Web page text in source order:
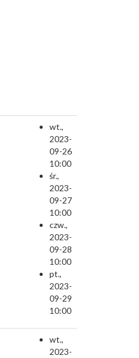
wt.,
2023-
09-26
10:00
śr.,
2023-
09-27
10:00
czw.,
2023-
09-28
10:00
pt.,
2023-
09-29
10:00
wt.,
2023-